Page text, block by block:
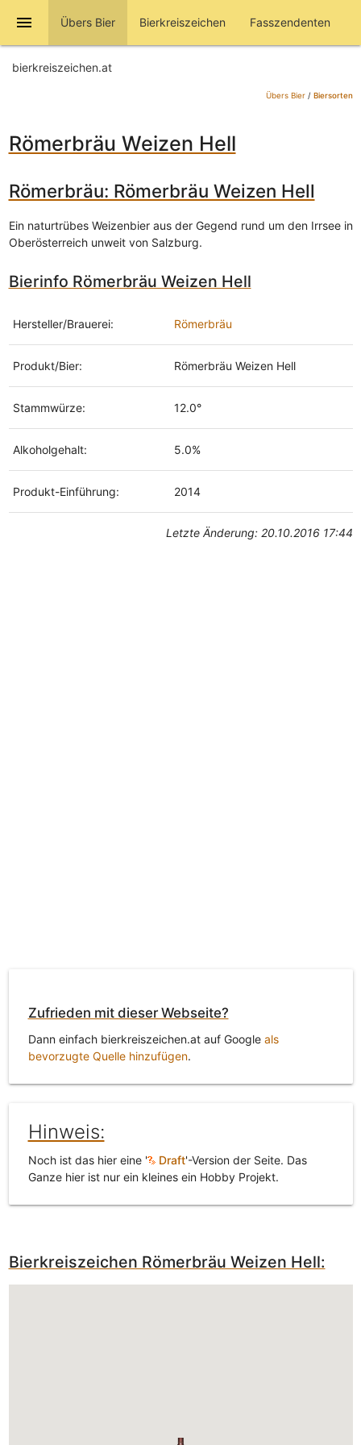
menu Übers Bier Bierkreiszeichen Fasszendenten
bierkreiszeichen.at
Übers Bier/ Biersorten
Römerbräu Weizen Hell
Römerbräu: Römerbräu Weizen Hell
Ein naturtrübes Weizenbier aus der Gegend rund um den Irrsee in
Oberösterreich unweit von Salzburg.
Bierinfo Römerbräu Weizen Hell
Hersteller/Brauerei: Römerbräu
Produkt/Bier: Römerbräu Weizen Hell
Stammwürze: 12.0°
Alkoholgehalt: 5.0%
Produkt-Einführung: 2014
Letzte Änderung: 20.10.2016 17:44
Zufrieden mit dieser Webseite?
Dann einfach bierkreiszeichen.at auf Google als
bevorzugte Quelle hinzufügen.
Hinweis:
Noch ist das hier eine ' Draft'-Version der Seite. Das
Ganze hier ist nur ein kleines ein Hobby Projekt.
Bierkreiszeichen Römerbräu Weizen Hell: